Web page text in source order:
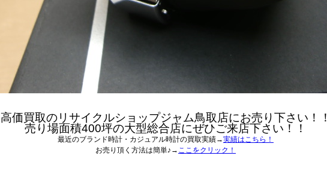
高価買取のリサイクルショップジャム鳥取店にお売り下さい！！
売り場面積400坪の大型総合店にぜひご来店下さい！！
最近のブランド時計・カジュアル時計の買取実績→実績はこちら！
お売り頂く方法は簡単♪→ ここをクリック！